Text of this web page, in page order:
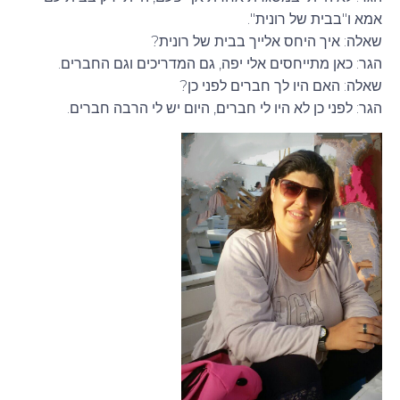
אמא ו"בבית של רונית".
שאלה: איך היחס אלייך בבית של רונית?
הגר: כאן מתייחסים אלי יפה, גם המדריכים וגם החברים.
שאלה: האם היו לך חברים לפני כן?
הגר: לפני כן לא היו לי חברים, היום יש לי הרבה חברים.